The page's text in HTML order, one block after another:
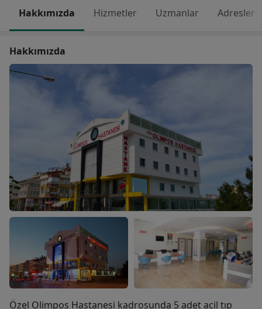
Hakkımızda Hizmetler Uzmanlar Adresler
Hakkımızda
Özel Olimpos Hastanesi kadrosunda 5 adet acil tıp